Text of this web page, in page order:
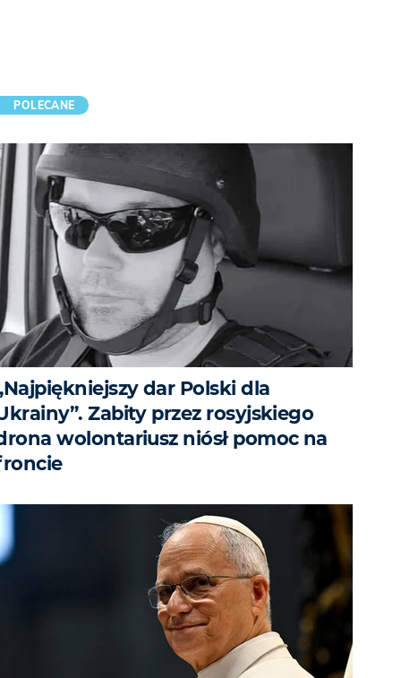
POLECANE
dar Polski dla
Zabity przez rosyjskiego
wolontariusz niósł pomoc na